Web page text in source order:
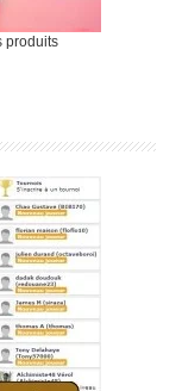
produits